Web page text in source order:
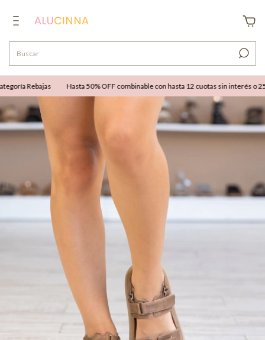
Rebajas Hasta 50% OFF combinable con hasta 12 cuotas sin interés o